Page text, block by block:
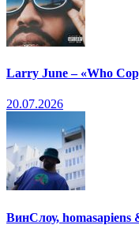
Larry June – «Who
20.07.2026
ВинСлоу,